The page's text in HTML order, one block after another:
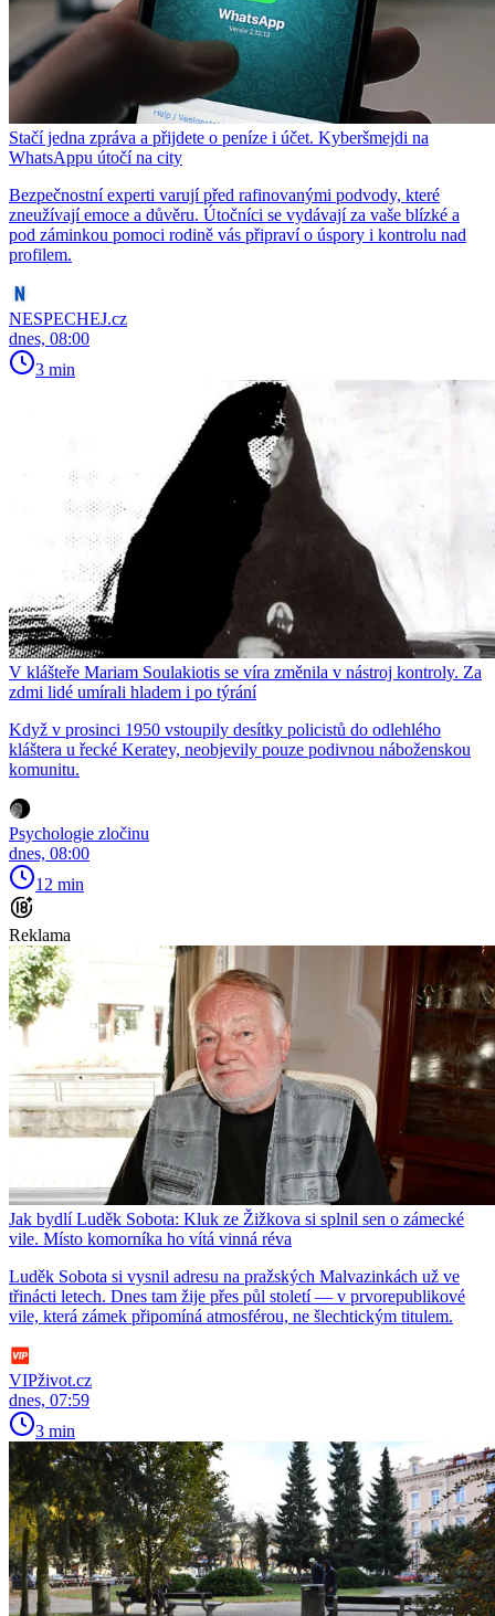
Stačí jedna zpráva a přijdete o peníze i účet. Kyberšmejdi na
WhatsAppu útočí na city
Bezpečnostní experti varují před rafinovanými podvody, které
zneužívají emoce a důvěru. Útočníci se vydávají za vaše blízké a
pod záminkou pomoci rodině vás připraví o úspory i kontrolu nad
profilem.
NESPECHEJ.cz
dnes, 08:00
3 min
V klášteře Mariam Soulakiotis se víra změnila v nástroj kontroly. Za
zdmi lidé umírali hladem i po týrání
Když v prosinci 1950 vstoupily desítky policistů do odlehlého
kláštera u řecké Keratey, neobjevily pouze podivnou náboženskou
komunitu.
Psychologie zločinu
dnes, 08:00
12 min
Reklama
Jak bydlí Luděk Sobota: Kluk ze Žižkova si splnil sen o zámecké
vile. Místo komorníka ho vítá vinná réva
Luděk Sobota si vysnil adresu na pražských Malvazinkách už ve
třinácti letech. Dnes tam žije přes půl století — v prvorepublikové
vile, která zámek připomíná atmosférou, ne šlechtickým titulem.
VIPživot.cz
dnes, 07:59
3 min